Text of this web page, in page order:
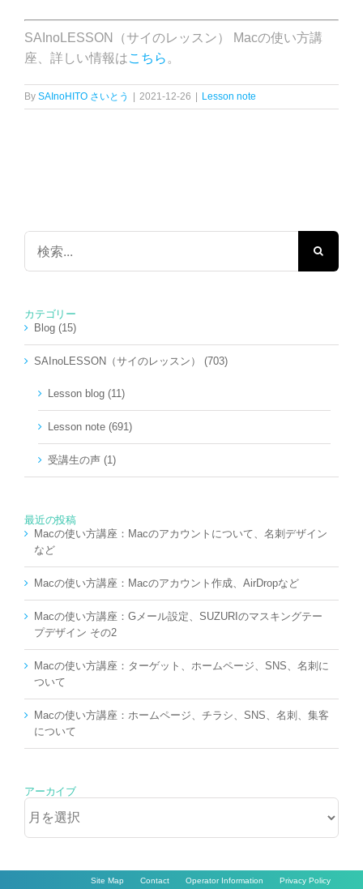
SAInoLESSON（サイのレッスン） Macの使い方講
座、詳しい情報はこちら 。
By SAInoHITO さいとう | 2021-12-26 | Lesson note
検
…
カテゴリー
Blog (15)
SAInoLESSON（サイのレッスン） (703)
Lesson blog (11)
Lesson note (691)
受講生の声 (1)
最近の投稿
Macの使い方講座：Macのアカウントについて、名刺デザイン
など
Macの使い方講座：Macのアカウント作成、AirDropなど
Macの使い方講座：Gメール設定、SUZURIのマスキングテー
プデザイン その2
Macの使い方講座：ターゲット、ホームページ、SNS、名刺に
ついて
Macの使い方講座：ホームページ、チラシ、SNS、名刺、集客
について
アーカイブ
ア
ー
カ
ブ
Site Map Contact Operator Information Privacy Policy